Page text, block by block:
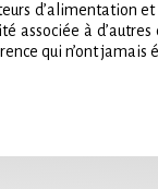
d’alimentation
à
qui n’ont jamais